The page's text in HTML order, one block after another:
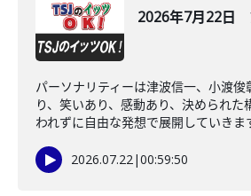
2026年7月22日
パーソナリティーは津波信一、小渡俊
り、笑いあり、感動あり、決められた
われずに自由な発想で展開していきま
2026.07.22|00:59:50